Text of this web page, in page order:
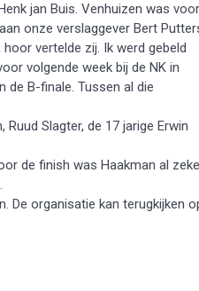
jan Buis. Venhuizen was voor
onze verslaggever Bert
vertelde zij. Ik werd gebeld
volgende week bij de NK in
de B-finale. Tussen al die
Slagter, de 17 jarige Erwin
de finish was Haakman al
De organisatie kan terugkijken